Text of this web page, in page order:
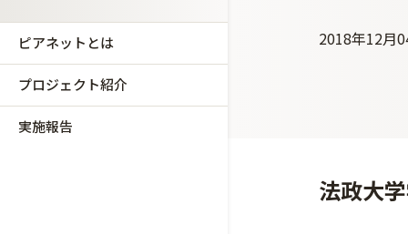
ピアネットとは
プロジェクト紹介
実施報告
2018年12月
法政大